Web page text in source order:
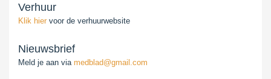
Verhuur
Klik hier voor de verhuurwebsite
Nieuwsbrief
Meld je aan via medblad@gmail.com